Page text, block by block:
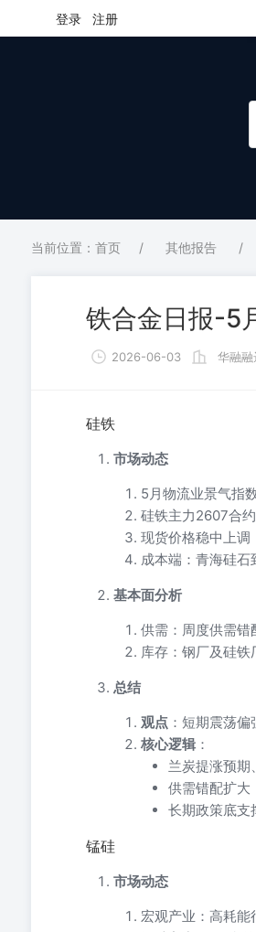
登录 注册
当前位置：首页 / 其他报告 /
铁合金日报-5
2026-06-03 华融
硅铁
市场动态
5月物流业景气指
硅铁主力2607合
现货价格稳中上
成本端：青海硅石
基本面分析
供需：周度供需错
库存：钢厂及硅铁
总结
观点 ：短期震荡
核心逻辑 ：
兰炭提涨预期
供需错配扩大
长期政策底支
锰硅
市场动态
宏观产业：高耗能